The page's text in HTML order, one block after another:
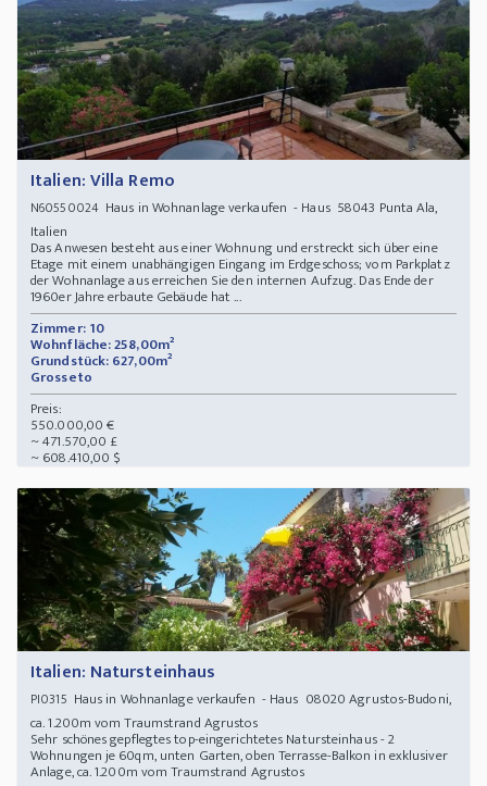
Italien: Villa Remo
N60550024Haus in Wohnanlage verkaufen - Haus 58043 Punta Ala,
Italien
Das Anwesen besteht aus einer Wohnung und erstreckt sich über eine
Etage mit einem unabhängigen Eingang im Erdgeschoss; vom Parkplatz
der Wohnanlage aus erreichen Sie den internen Aufzug. Das Ende der
1960er Jahre erbaute Gebäude hat ...
Zimmer: 10
Wohnfläche: 258,00m²
Grundstück: 627,00m²
Grosseto
Preis:
550.000,00 €
~ 471.570,00 £
~ 608.410,00 $
Italien: Natursteinhaus
PI0315 Haus in Wohnanlage verkaufen - Haus 08020 Agrustos-Budoni,
ca. 1.200m vom Traumstrand Agrustos
Sehr schönes gepflegtes top-eingerichtetes Natursteinhaus - 2
Wohnungen je 60qm, unten Garten, oben Terrasse-Balkon in exklusiver
Anlage, ca. 1.200m vom Traumstrand Agrustos